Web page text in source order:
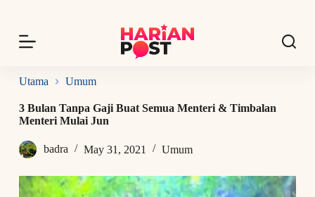
p
o
n
n
Utama Umum
3 Bulan Tanpa Gaji Buat Semua Menteri & Timbalan
Menteri Mulai Jun
badra May 31, 2021 Umum